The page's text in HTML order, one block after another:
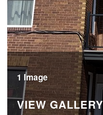
1 Image
VIEW GALLERY